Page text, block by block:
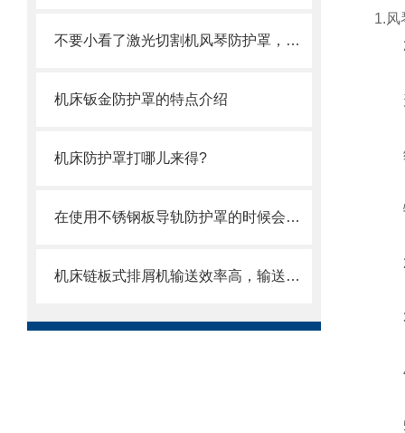
不要小看了激光切割机风琴防护罩，它可有不少优势呢
机床钣金防护罩的特点介绍
机床防护罩打哪儿来得?
在使用不锈钢板导轨防护罩的时候会有哪几种效果呢？
机床链板式排屑机输送效率高，输送速度选择范围大
1.风
2.
形
缔
特
2.
3.
4.
5.